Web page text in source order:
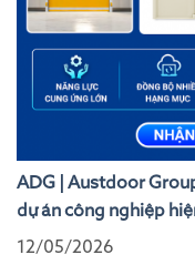
ADG | Austdoor
dự án công nghiệp
12/05/2026